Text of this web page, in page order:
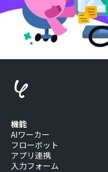
機能
AIワーカー
フローボット
アプリ連携
入力フォーム